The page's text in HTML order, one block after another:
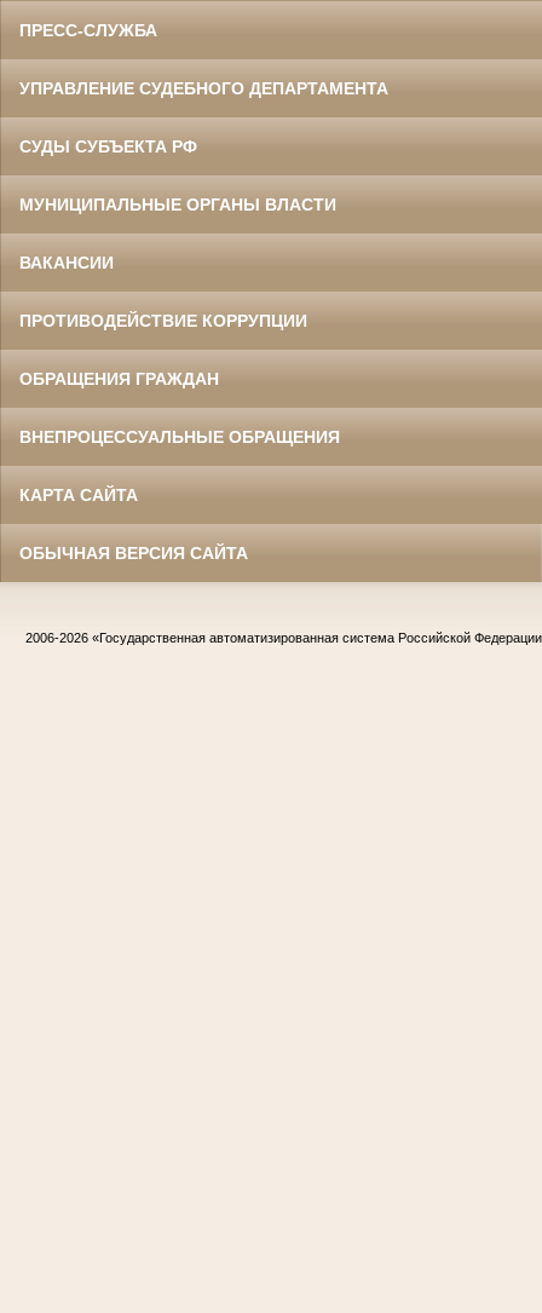
ПРЕСС-СЛУЖБА
УПРАВЛЕНИЕ СУДЕБНОГО ДЕПАРТАМЕНТА
СУДЫ СУБЪЕКТА РФ
МУНИЦИПАЛЬНЫЕ ОРГАНЫ ВЛАСТИ
ВАКАНСИИ
ПРОТИВОДЕЙСТВИЕ КОРРУПЦИИ
ОБРАЩЕНИЯ ГРАЖДАН
ВНЕПРОЦЕССУАЛЬНЫЕ ОБРАЩЕНИЯ
КАРТА САЙТА
ОБЫЧНАЯ ВЕРСИЯ САЙТА
2006-2026 «Государственная автоматизированная система Российской